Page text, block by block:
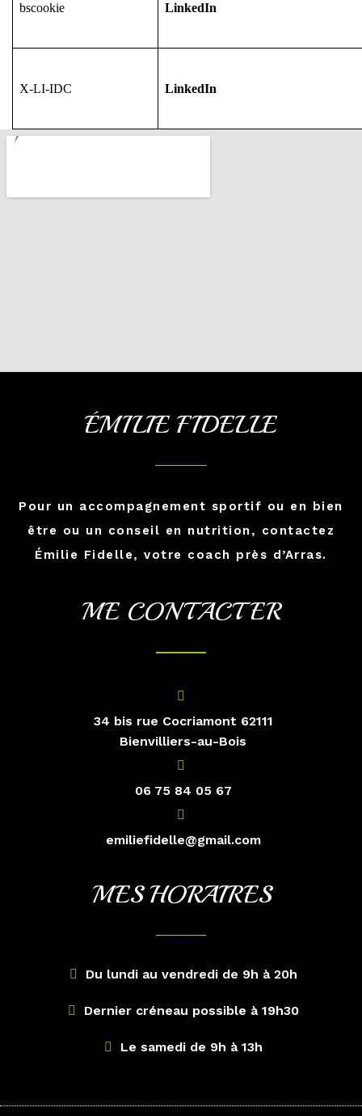
bscookie LinkedIn
X-LI-IDC LinkedIn
ÉMILIE FIDELLE
Pour un accompagnement sportif ou en bien
être ou un conseil en nutrition, contactez
Émilie Fidelle, votre coach près d’Arras.
ME CONTACTER
34 bis rue Cocriamont 62111
Bienvilliers-au-Bois
06 75 84 05 67
emiliefidelle@gmail.com
MES HORAIRES
Du lundi au vendredi de 9h à 20h
Dernier créneau possible à 19h30
Le samedi de 9h à 13h